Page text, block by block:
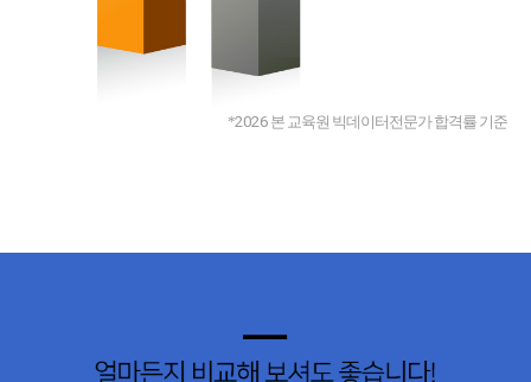
*2026 본 교육원 빅데이터전문가 합격률 기준